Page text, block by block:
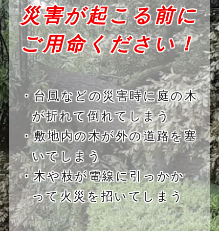
災害が起こる前に
ご用命ください！
・台風などの災害時に庭の木
が折れて倒れてしまう
・敷地内の木が外の道路を塞
いでしまう
・木や枝が電線に引っかか
って火災を招いてしまう